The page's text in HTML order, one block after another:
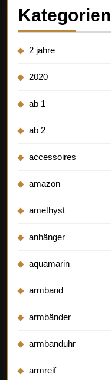
Kategorien
2 jahre
2020
ab 1
ab 2
accessoires
amazon
amethyst
anhänger
aquamarin
armband
armbänder
armbanduhr
armreif